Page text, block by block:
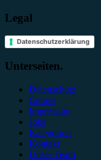
Legal
Datenschutzerklärung
Unterseiten.
Datenschutz
Genres
Impressum
Jobs
Kategorien
Kontakt
Unser Team